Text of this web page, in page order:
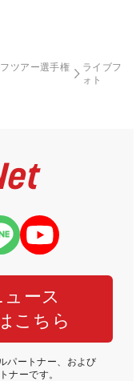
ツアー選手権
ライブフ
ォト
ース
こちら
パートナー、および
ナーです。